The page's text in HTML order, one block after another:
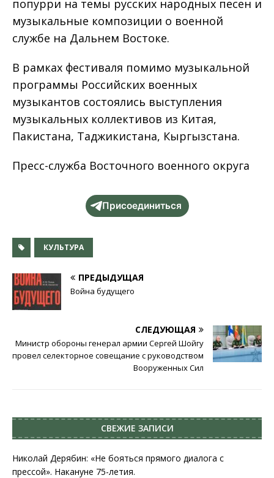
попурри на темы русских народных песен и
музыкальные композиции о военной
службе на Дальнем Востоке.
В рамках фестиваля помимо музыкальной
программы Российских военных
музыкантов состоялись выступления
музыкальных коллективов из Китая,
Пакистана, Таджикистана, Кыргызстана.
Пресс-служба Восточного военного округа
Присоединиться
КУЛЬТУРА
ПРЕДЫДУЩАЯ
Война будущего
СЛЕДУЮЩАЯ
Министр обороны генерал армии Сергей Шойгу
провел селекторное совещание с руководством
Вооруженных Сил
СВЕЖИЕ ЗАПИСИ
Николай Дерябин: «Не бояться прямого диалога с
прессой». Накануне 75-летия.